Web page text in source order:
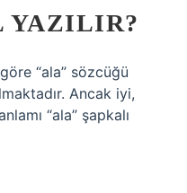
YAZILIR?
“ala” sözcüğü
Ancak iyi,
“ala” şapkalı